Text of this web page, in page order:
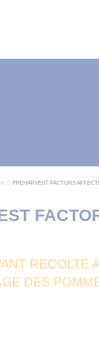
PREHARVEST FACTORS
RECOLTE
DES